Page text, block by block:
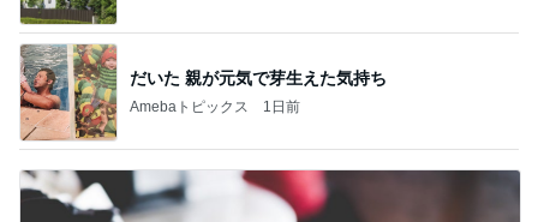
だいた 親が元気で芽生えた気持ち
Amebaトピックス 1日前